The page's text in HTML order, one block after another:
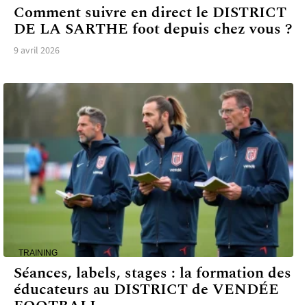
Comment suivre en direct le DISTRICT
DE LA SARTHE foot depuis chez vous ?
9 avril 2026
TRAINING
Séances, labels, stages : la formation des
éducateurs au DISTRICT de VENDÉE